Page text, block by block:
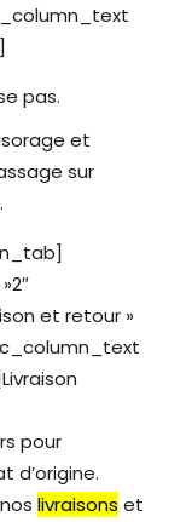
pas.
et
sur
et retour »
pour
d’origine.
livraisons et